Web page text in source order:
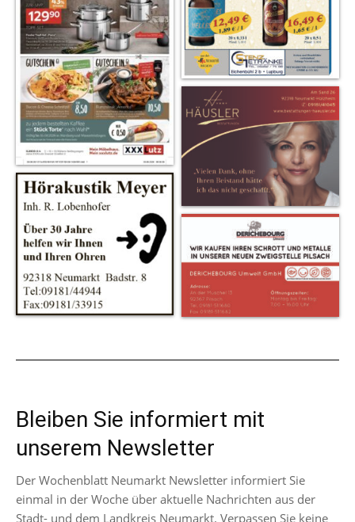
Bleiben Sie informiert mit
unserem Newsletter
Der Wochenblatt Neumarkt Newsletter informiert Sie
einmal in der Woche über aktuelle Nachrichten aus der
Stadt- und dem Landkreis Neumarkt. Verpassen Sie keine